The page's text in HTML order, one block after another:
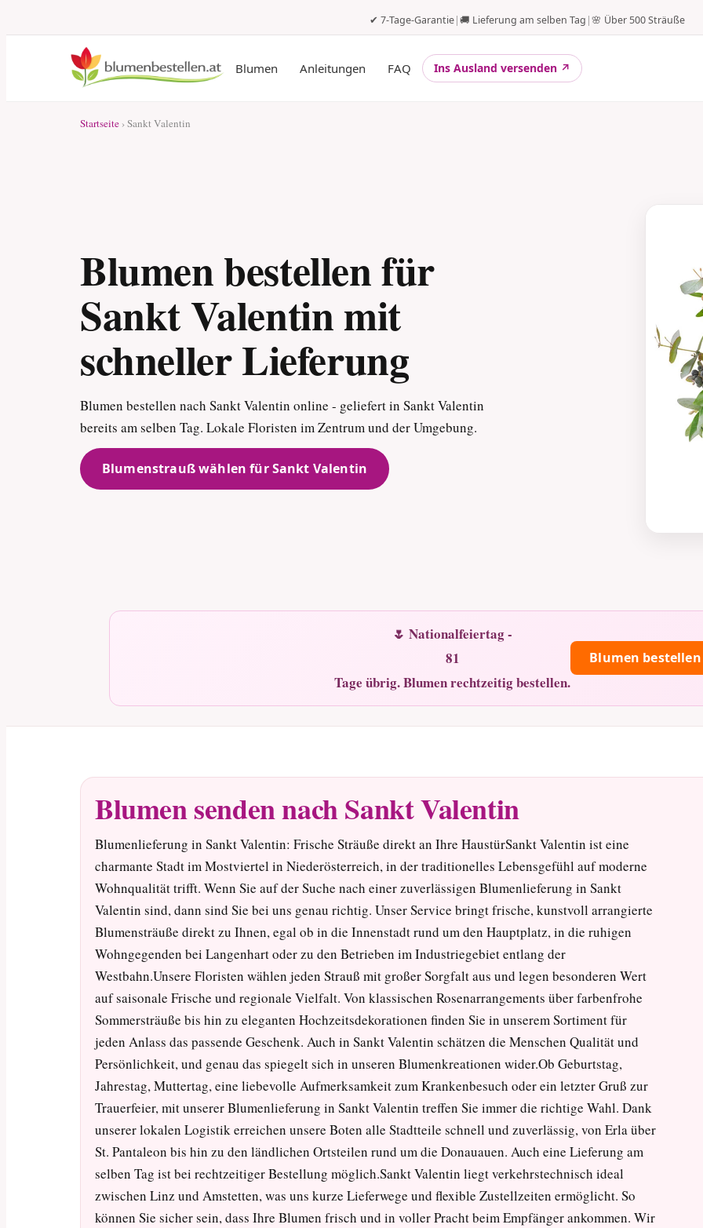
✔ 7-Tage-Garantie|🚚 Lieferung am selben Tag |🌸 Über 500 Sträuße
Blumen Anleitungen FAQ Ins Ausland versenden ↗
Startseite › Sankt Valentin
Blumen bestellen für
Sankt Valentin mit
schneller Lieferung
Blumen bestellen nach Sankt Valentin online - geliefert in Sankt Valentin
bereits am selben Tag. Lokale Floristen im Zentrum und der Umgebung.
Blumenstrauß wählen für Sankt Valentin
🌷 Nationalfeiertag -
81
Tage übrig. Blumen rechtzeitig bestellen.
Blumen bestellen
Blumen senden nach Sankt Valentin
Blumenlieferung in Sankt Valentin: Frische Sträuße direkt an Ihre HaustürSankt Valentin ist eine
charmante Stadt im Mostviertel in Niederösterreich, in der traditionelles Lebensgefühl auf moderne
Wohnqualität trifft. Wenn Sie auf der Suche nach einer zuverlässigen Blumenlieferung in Sankt
Valentin sind, dann sind Sie bei uns genau richtig. Unser Service bringt frische, kunstvoll arrangierte
Blumensträuße direkt zu Ihnen, egal ob in die Innenstadt rund um den Hauptplatz, in die ruhigen
Wohngegenden bei Langenhart oder zu den Betrieben im Industriegebiet entlang der
Westbahn.Unsere Floristen wählen jeden Strauß mit großer Sorgfalt aus und legen besonderen Wert
auf saisonale Frische und regionale Vielfalt. Von klassischen Rosenarrangements über farbenfrohe
Sommersträuße bis hin zu eleganten Hochzeitsdekorationen finden Sie in unserem Sortiment für
jeden Anlass das passende Geschenk. Auch in Sankt Valentin schätzen die Menschen Qualität und
Persönlichkeit, und genau das spiegelt sich in unseren Blumenkreationen wider.Ob Geburtstag,
Jahrestag, Muttertag, eine liebevolle Aufmerksamkeit zum Krankenbesuch oder ein letzter Gruß zur
Trauerfeier, mit unserer Blumenlieferung in Sankt Valentin treffen Sie immer die richtige Wahl. Dank
unserer lokalen Logistik erreichen unsere Boten alle Stadtteile schnell und zuverlässig, von Erla über
St. Pantaleon bis hin zu den ländlichen Ortsteilen rund um die Donauauen. Auch eine Lieferung am
selben Tag ist bei rechtzeitiger Bestellung möglich.Sankt Valentin liegt verkehrstechnisch ideal
zwischen Linz und Amstetten, was uns kurze Lieferwege und flexible Zustellzeiten ermöglicht. So
können Sie sicher sein, dass Ihre Blumen frisch und in voller Pracht beim Empfänger ankommen. Wir